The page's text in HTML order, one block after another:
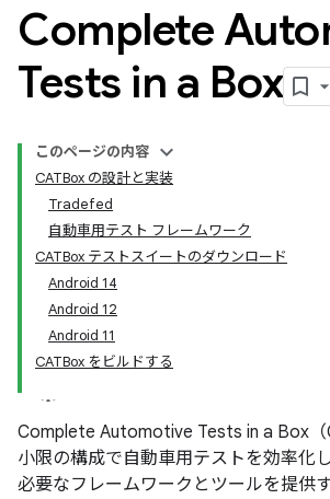
Complete
Tests in a Box
このページの内容
CATBox の設計と実装
Tradefed
自動車用テスト フレームワーク
CATBox テストスイートのダウンロード
Android 14
Android 12
Android 11
CATBox をビルドする
Complete Automotive Tests in a Box
小限の構成で自動車用テストを効率化
必要なフレームワークとツールを提供